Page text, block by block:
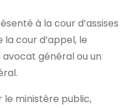
à la cour d’assises
cour d’appel, le
général ou un
le ministère public,